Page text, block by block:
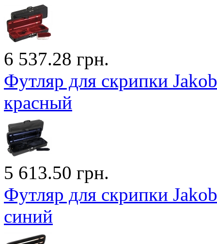
6 537.28 грн.
Футляр для скрипки
красный
5 613.50 грн.
Футляр для скрипки
синий